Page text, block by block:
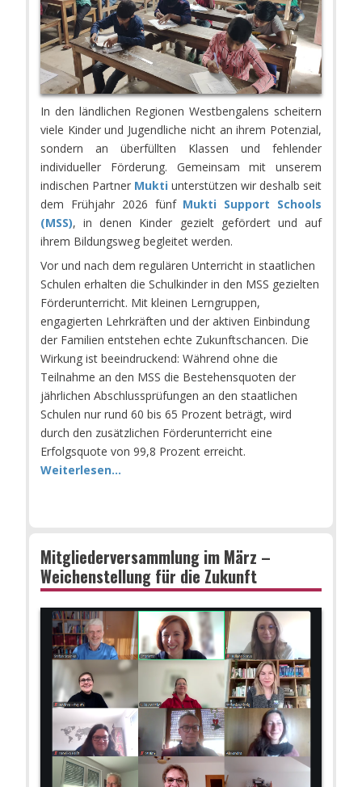
In den ländlichen Regionen Westbengalens scheitern
viele Kinder und Jugendliche nicht an ihrem Potenzial,
sondern an überfüllten Klassen und fehlender
individueller Förderung. Gemeinsam mit unserem
indischen Partner Muktiunterstützen wir deshalb seit
dem Frühjahr 2026 fünf Mukti Support Schools
(MSS), in denen Kinder gezielt gefördert und auf
ihrem Bildungsweg begleitet werden.
Vor und nach dem regulären Unterricht in staatlichen
Schulen erhalten die Schulkinder in den MSS gezielten
Förderunterricht. Mit kleinen Lerngruppen,
engagierten Lehrkräften und der aktiven Einbindung
der Familien entstehen echte Zukunftschancen. Die
Wirkung ist beeindruckend: Während ohne die
Teilnahme an den MSS die Bestehensquoten der
jährlichen Abschlussprüfungen an den staatlichen
Schulen nur rund 60 bis 65 Prozent beträgt, wird
durch den zusätzlichen Förderunterricht eine
Erfolgsquote von 99,8 Prozent erreicht.
Weiterlesen...
Mitgliederversammlung im März –
Weichenstellung für die Zukunft